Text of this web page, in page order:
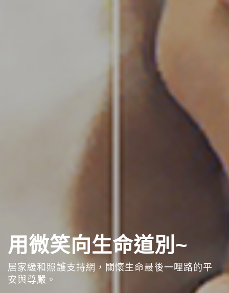
用微笑向生命道別~
居家緩和照護支持網，關懷生命最後一哩路的平
安與尊嚴。